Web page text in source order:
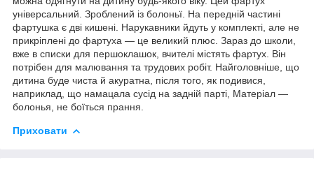
універсальний. Зроблений із болоньї. На передній частині
фартушка є дві кишені. Нарукавники йдуть у комплекті, але не
прикріплені до фартуха — це великий плюс. Зараз до школи,
вже в списки для першоклашок, вчителі містять фартух. Він
потрібен для малювання та трудових робіт. Найголовніше, що
дитина буде чиста й акуратна, після того, як подивися,
наприклад, що намацала сусід на задній парті, Матеріал —
болонья, не боїться прання.
Приховати